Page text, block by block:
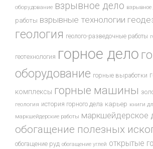
оборудование взрывное дело взрывное
работы взрывные технологии
геология геолого-разведочные работы
геотехнология горное дело
оборудование горные выработки
комплексы горные машины
геология история горного дела карьер книги
маркшейдерские работы маркшейдерское
обогащение полезных
обогащение руд обогащение углей открытые